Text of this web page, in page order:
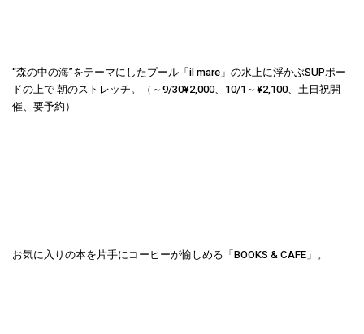
“森の中の海”をテーマにしたプール「il mare」の水上に浮かぶSUPボー
ドの上で 朝のストレッチ。（～9/30¥2,000、10/1～¥2,100、土日祝開
催、要予約）
お気に入りの本を片手にコーヒーが愉しめる「BOOKS & CAFE」。